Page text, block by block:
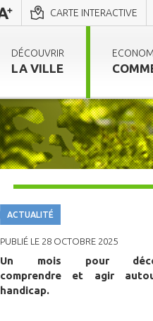
CARTE INTERACTIVE
DÉCOUVRIR
LA VILLE
ACTUALITÉ
PUBLIÉ LE 28 OCTOBRE 2025
Un mois pour
comprendre et agir
handicap.